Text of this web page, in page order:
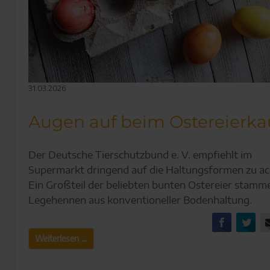
31.03.2026
Augen auf beim
Der Deutsche Tierschutzbund e. V. empfiehlt im
Supermarkt dringend auf die Haltungsformen zu
Ein Großteil der beliebten bunten Ostereier
Legehennen aus konventioneller Bodenhaltung.
Weiterlesen …
auf